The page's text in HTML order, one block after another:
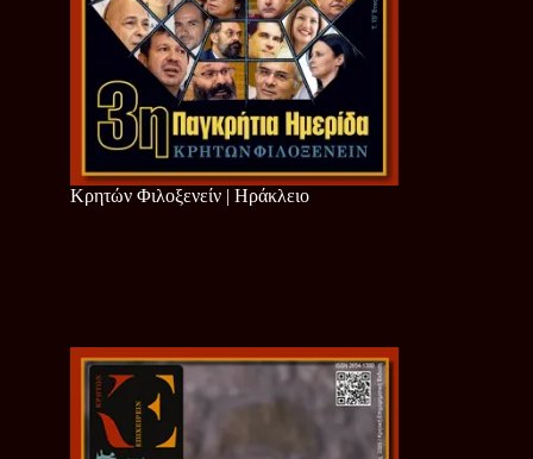
Κρητών Φιλοξενείν | Ηράκλειο